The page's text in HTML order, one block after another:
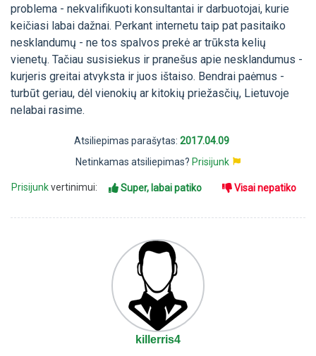
problema - nekvalifikuoti konsultantai ir darbuotojai, kurie
keičiasi labai dažnai. Perkant internetu taip pat pasitaiko
nesklandumų - ne tos spalvos prekė ar trūksta kelių
vienetų. Tačiau susisiekus ir pranešus apie nesklandumus -
kurjeris greitai atvyksta ir juos ištaiso. Bendrai paėmus -
turbūt geriau, dėl vienokių ar kitokių priežasčių, Lietuvoje
nelabai rasime.
Atsiliepimas parašytas: 2017.04.09
Netinkamas atsiliepimas? Prisijunk
Prisijunkvertinimui: Super, labai patiko Visai nepatiko
killerris4